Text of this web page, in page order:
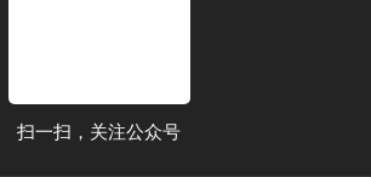
扫一扫，关注公众号